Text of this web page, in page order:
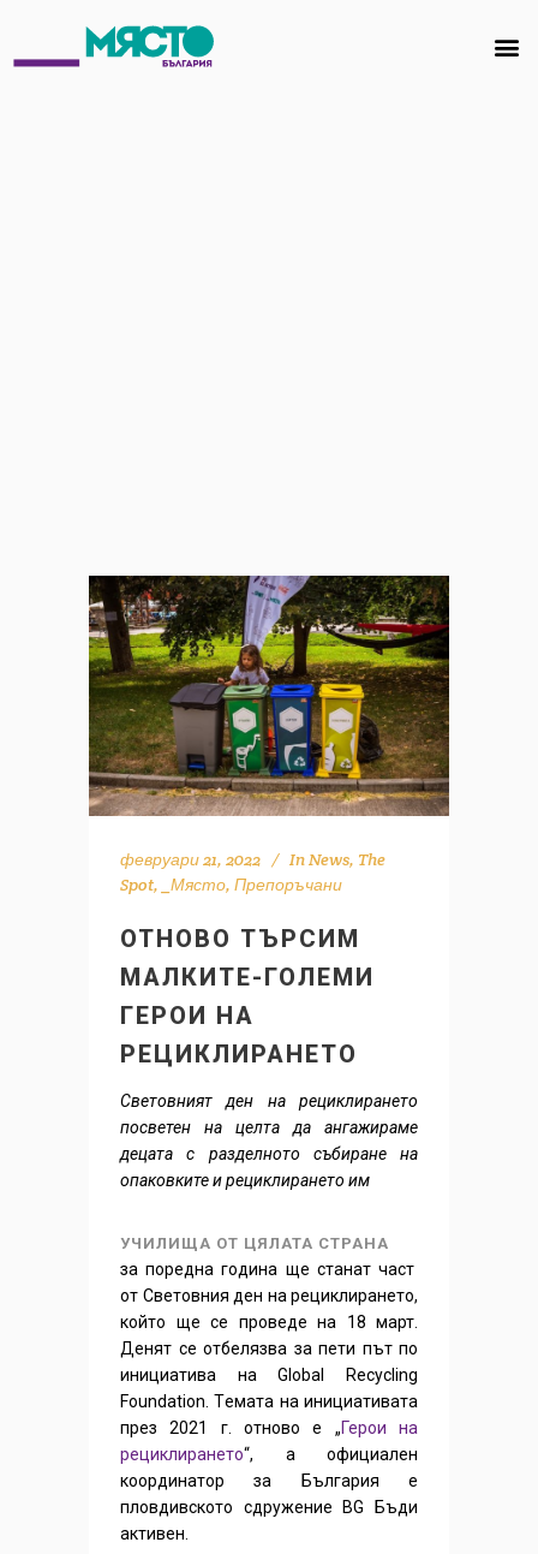
февруари 21, 2022 InNews, The
Spot, _Място, Препоръчани
ОТНОВО ТЪРСИМ
МАЛКИТЕ-ГОЛЕМИ
ГЕРОИ НА
РЕЦИКЛИРАНЕТО
Световният ден на рециклирането
посветен на целта да ангажираме
децата с разделното събиране на
опаковките и рециклирането им
УЧИЛИЩА ОТ ЦЯЛАТА СТРАНА
за поредна година ще станат част
от Световния ден на рециклирането,
който ще се проведе на 18 март.
Денят се отбелязва за пети път по
инициатива на Global Recycling
Foundation. Tемата на инициативата
през 2021 г. отново е „Герои на
рециклирането“, а официален
координатор за България е
пловдивското сдружение BG Бъди
активен.